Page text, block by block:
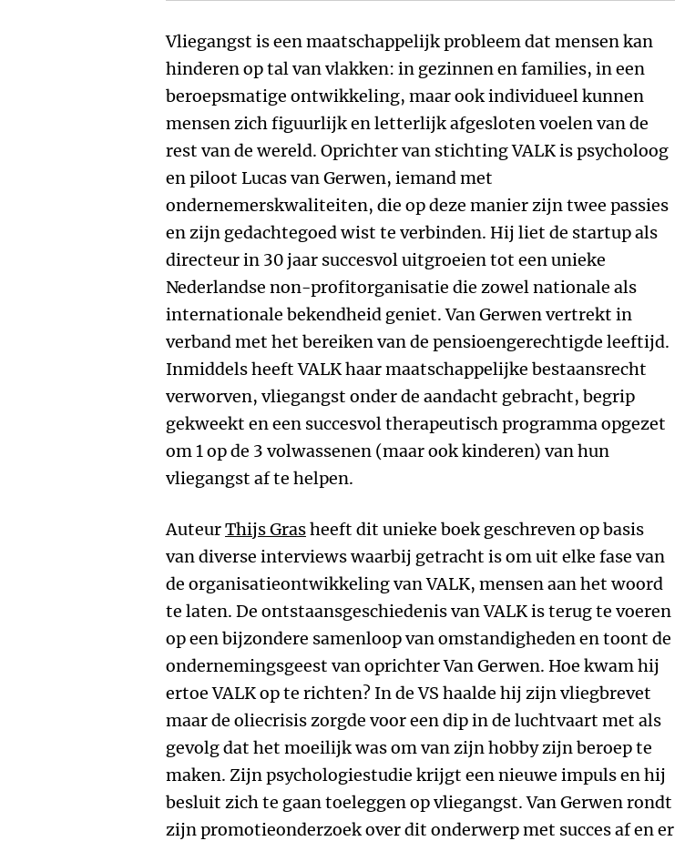
Vliegangst is een maatschappelijk probleem dat mensen kan
hinderen op tal van vlakken: in gezinnen en families, in een
beroepsmatige ontwikkeling, maar ook individueel kunnen
mensen zich figuurlijk en letterlijk afgesloten voelen van de
rest van de wereld. Oprichter van stichting VALK is psycholoog
en piloot Lucas van Gerwen, iemand met
ondernemerskwaliteiten, die op deze manier zijn twee passies
en zijn gedachtegoed wist te verbinden. Hij liet de startup als
directeur in 30 jaar succesvol uitgroeien tot een unieke
Nederlandse non-profitorganisatie die zowel nationale als
internationale bekendheid geniet. Van Gerwen vertrekt in
verband met het bereiken van de pensioengerechtigde leeftijd.
Inmiddels heeft VALK haar maatschappelijke bestaansrecht
verworven, vliegangst onder de aandacht gebracht, begrip
gekweekt en een succesvol therapeutisch programma opgezet
om 1 op de 3 volwassenen (maar ook kinderen) van hun
vliegangst af te helpen.
AuteurThijs Grasheeft dit unieke boek geschreven op basis
van diverse interviews waarbij getracht is om uit elke fase van
de organisatieontwikkeling van VALK, mensen aan het woord
te laten. De ontstaansgeschiedenis van VALK is terug te voeren
op een bijzondere samenloop van omstandigheden en toont de
ondernemingsgeest van oprichter Van Gerwen. Hoe kwam hij
ertoe VALK op te richten? In de VS haalde hij zijn vliegbrevet
maar de oliecrisis zorgde voor een dip in de luchtvaart met als
gevolg dat het moeilijk was om van zijn hobby zijn beroep te
maken. Zijn psychologiestudie krijgt een nieuwe impuls en hij
besluit zich te gaan toeleggen op vliegangst. Van Gerwen rondt
zijn promotieonderzoek over dit onderwerp met succes af en er